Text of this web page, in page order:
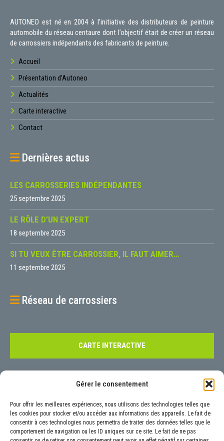
Gérer le consentement
Pour offrir les meilleures expériences, nous utilisons des technologies telles que
les cookies pour stocker et/ou accéder aux informations des appareils. Le fait de
consentir à ces technologies nous permettra de traiter des données telles que le
comportement de navigation ou les ID uniques sur ce site. Le fait de ne pas
AUTONEO est né en 2004 à l’initiative des distributeurs de peinture
automobile du réseau centaure dont l’objectif était de créer un réseau
de carrossiers indépendants des fabricants de peinture.
Accueil
Présentation d’Autoneo
Actualités
Carte interactive
Contact
Dernières actus
LES CARROSSERIES INDÉPENDANTES
25 septembre 2025
LE RÔLE D’UN EXPERT
18 septembre 2025
SI TU VEUX ÊTRE CARROSSIER, IL FAUT AIMER…
11 septembre 2025
Réseau de carrossiers
CARTE INTERACTIVE
Pour tout renseignement, nous vous invitons à nous contacter à l’aide
de notreformulaireprévu à cet effet ou aux coordonnées précisées ci-
dessous :